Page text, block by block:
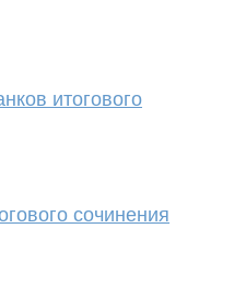
итогового
сочинения